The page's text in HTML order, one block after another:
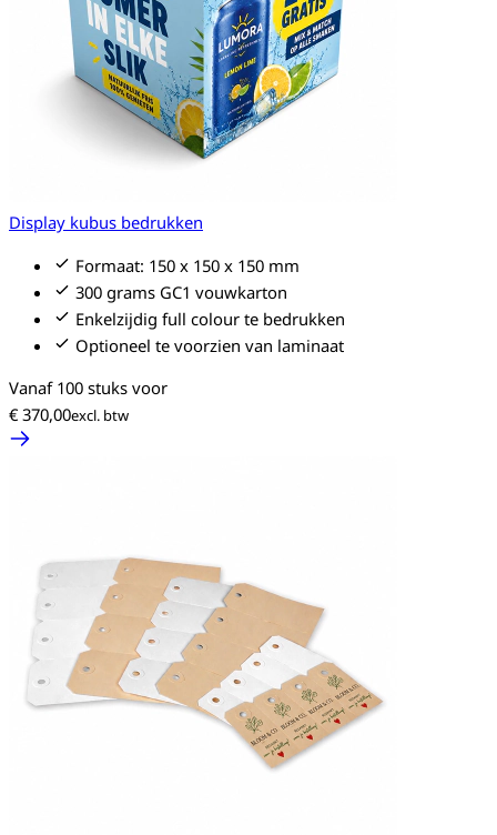
Display kubus bedrukken
Formaat: 150 x 150 x 150 mm
300 grams GC1 vouwkarton
Enkelzijdig full colour te bedrukken
Optioneel te voorzien van laminaat
Vanaf 100 stuks voor
€ 370,00